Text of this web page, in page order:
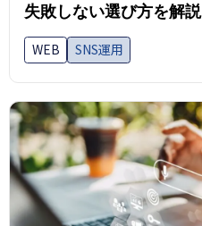
失敗しない選び方を解説
WEB SNS運用